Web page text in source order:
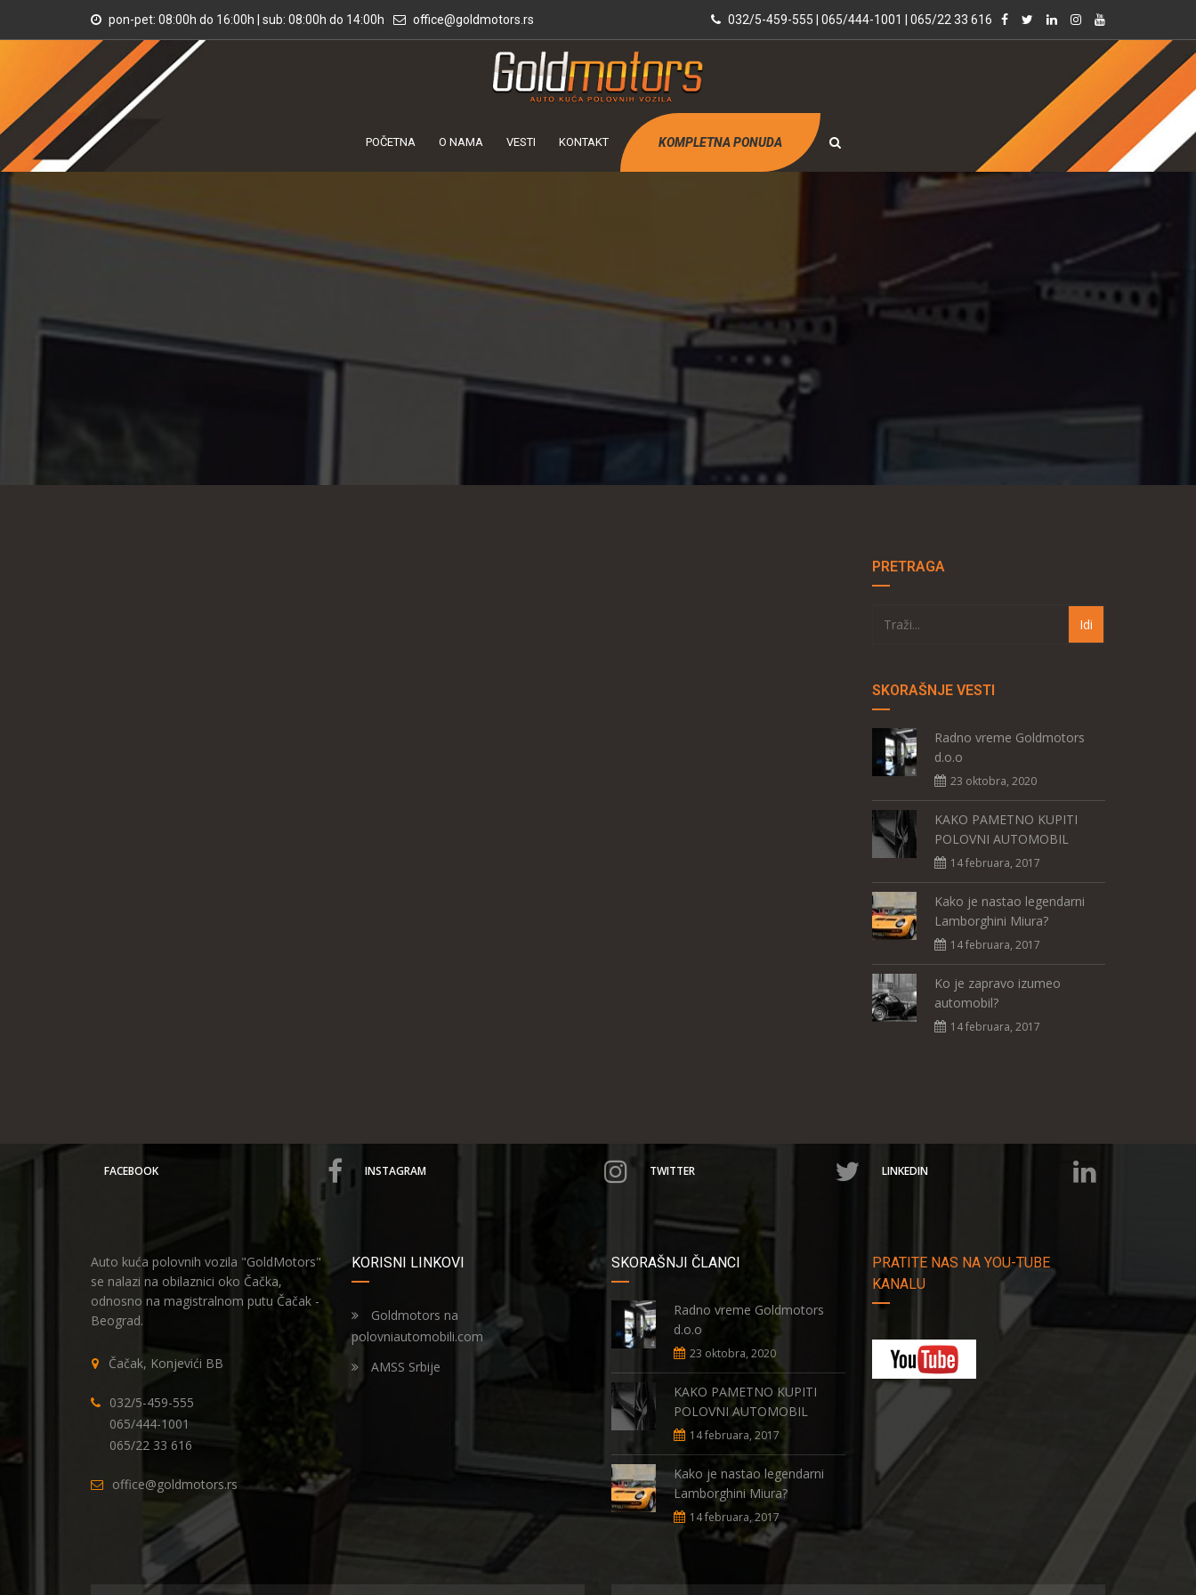
pon-pet: 08:00h do 16:00h | sub: 08:00h do 14:00h office@goldmotors.rs 032/5-459-555 | 065/444-1001 | 065/22 33 616
POČETNA O NAMA VESTI KONTAKT KOMPLETNA PONUDA
PRETRAGA
SKORAŠNJE VESTI
Radno vreme Goldmotors
d.o.o
23 oktobra, 2020
KAKO PAMETNO KUPITI
POLOVNI AUTOMOBIL
14 februara, 2017
Kako je nastao legendarni
Lamborghini Miura?
14 februara, 2017
Ko je zapravo izumeo
automobil?
14 februara, 2017
FACEBOOK INSTAGRAM TWITTER LINKEDIN
Auto kuća polovnih vozila "GoldMotors"
se nalazi na obilaznici oko Čačka,
odnosno na magistralnom putu Čačak -
Beograd.
Čačak, Konjevići BB
032/5-459-555
065/444-1001
065/22 33 616
office@goldmotors.rs
KORISNI LINKOVI
Goldmotors na
polovniautomobili.com
AMSS Srbije
SKORAŠNJI ČLANCI
Radno vreme Goldmotors
d.o.o
23 oktobra, 2020
KAKO PAMETNO KUPITI
POLOVNI AUTOMOBIL
14 februara, 2017
Kako je nastao legendarni
Lamborghini Miura?
14 februara, 2017
PRATITE NAS NA YOU-TUBE
KANALU